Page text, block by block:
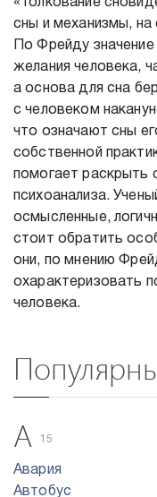
«Толкование
сны и механизмы,
По Фрейду
желания человека,
а основа для сна
с человеком
что означают сны
собственной
помогает
психоанализа.
осмысленные,
стоит обратить
они, по мнению
охарактеризовать
человека.
А
15
Авария
Автобус